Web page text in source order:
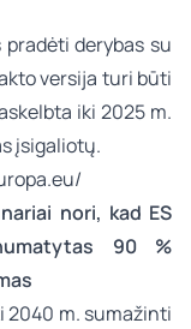
derybas su
versija turi būti
iki 2025 m.
įsigaliotų.
nori, kad ES
90 %
2040 m. sumažinti